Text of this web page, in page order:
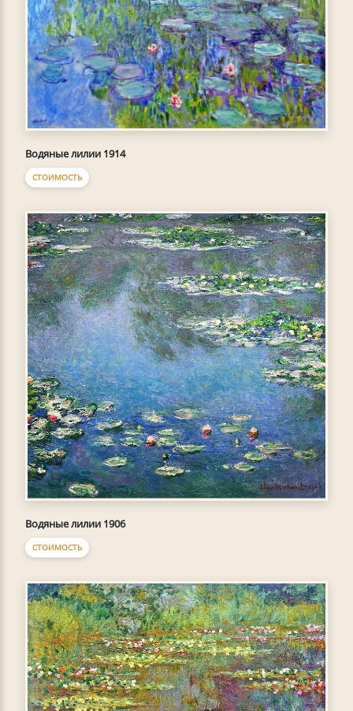
Водяные лилии 1914
СТОИМОСТЬ
Водяные лилии 1906
СТОИМОСТЬ